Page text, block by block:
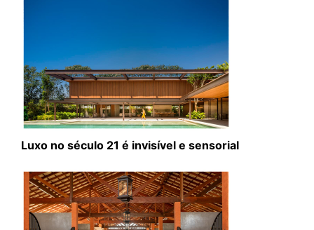
Luxo no século 21 é invisível e sensorial